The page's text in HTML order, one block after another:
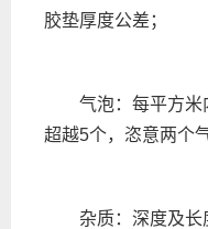
胶垫厚度公差；
气泡：每平方米
超越5个，恣意两个
杂质：深度及长